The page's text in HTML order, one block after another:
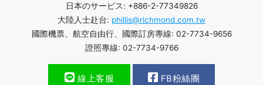
日本のサービス: +886-2-77349826
大陸人士赴台: phillis@richmond.com.tw
國際機票、航空自由行、國際訂房專線: 02-7734-9656
證照專線: 02-7734-9766
線上客服 FB粉絲團